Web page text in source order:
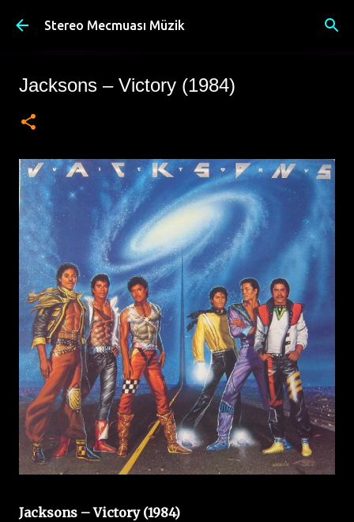
Ana içeriğe atla
Stereo Mecmuası Müzik
Jacksons – Victory (1984)
Jacksons – Victory (1984)